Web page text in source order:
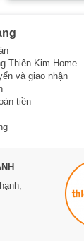
Thiên Kim Home
và giao nhận
tiền